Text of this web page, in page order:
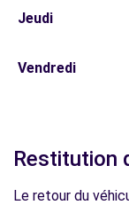
Jeudi
Vendredi
Restitution
Le retour du